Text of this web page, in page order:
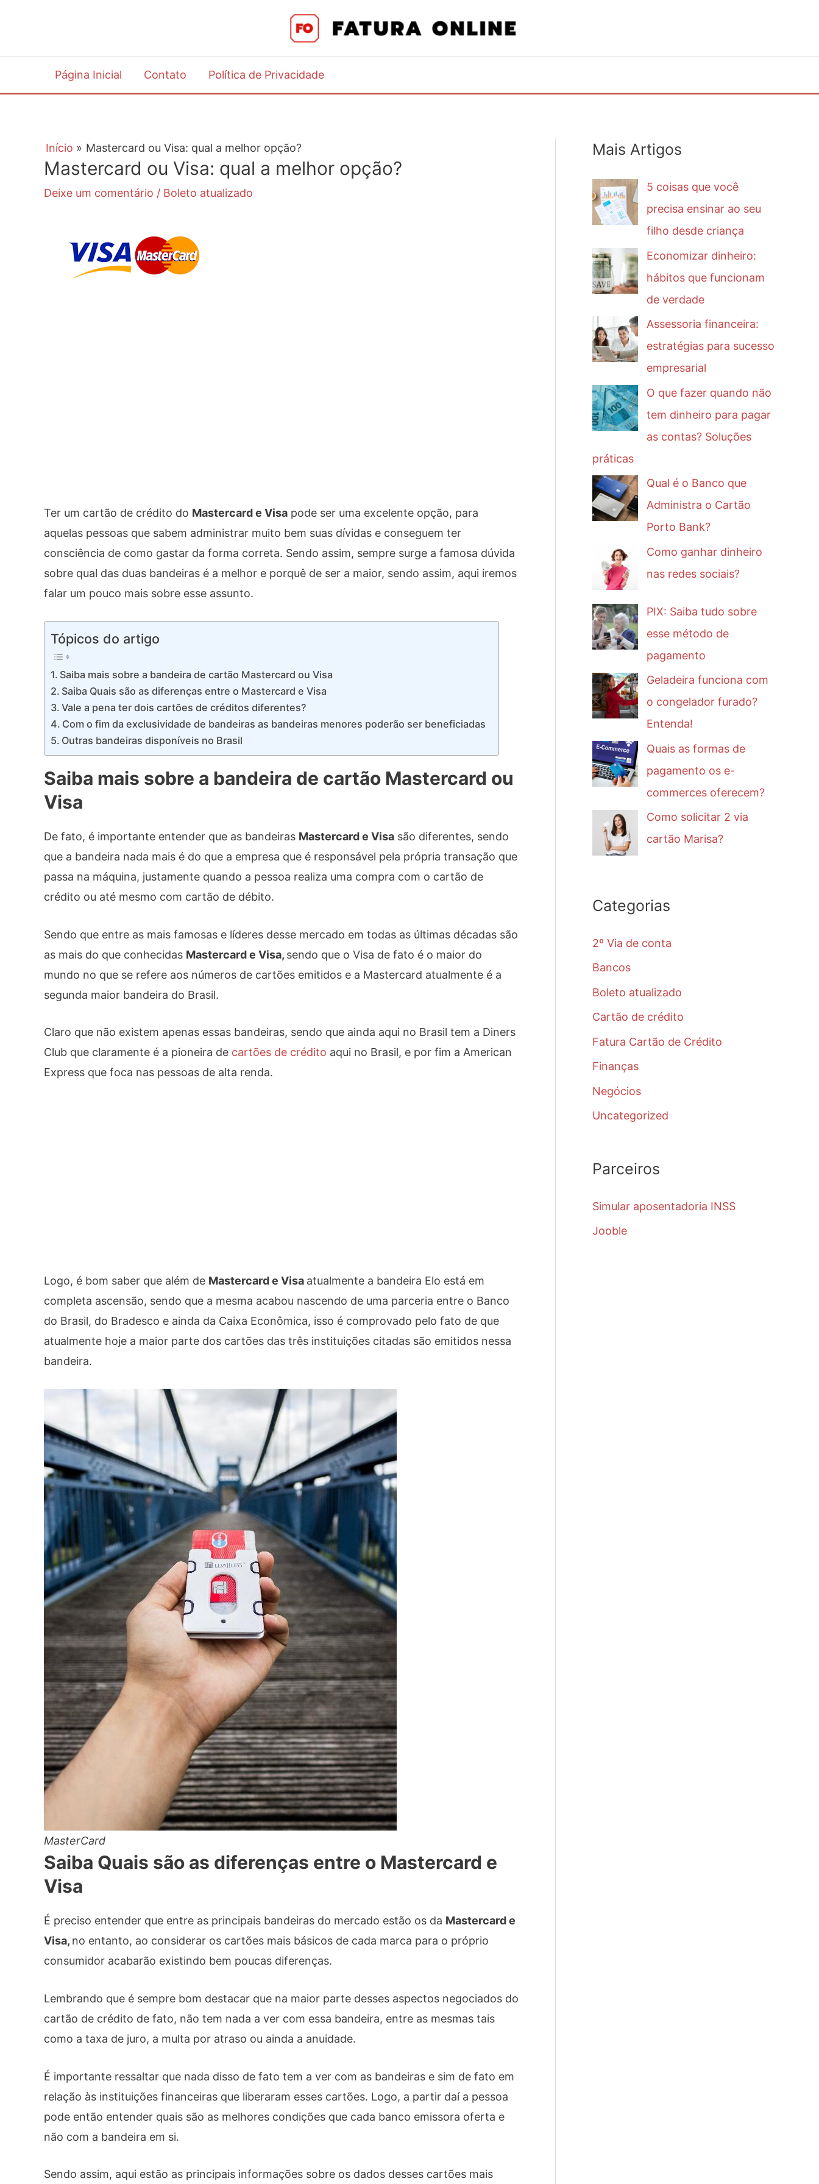
Página Inicial Contato Política de Privacidade
Início Mastercard ou Visa: qual a melhor opção?
Mastercard ou Visa: qual a melhor opção?
Deixe um comentário / Boleto atualizado
Ter um cartão de crédito do Mastercard e Visa pode ser uma excelente opção, para
aquelas pessoas que sabem administrar muito bem suas dívidas e conseguem ter
consciência de como gastar da forma correta. Sendo assim, sempre surge a famosa dúvida
sobre qual das duas bandeiras é a melhor e porquê de ser a maior, sendo assim, aqui iremos
falar um pouco mais sobre esse assunto.
Tópicos do artigo
Saiba mais sobre a bandeira de cartão Mastercard ou Visa
Saiba Quais são as diferenças entre o Mastercard e Visa
Vale a pena ter dois cartões de créditos diferentes?
Com o fim da exclusividade de bandeiras as bandeiras menores poderão ser beneficiadas
Outras bandeiras disponíveis no Brasil
Saiba mais sobre a bandeira de cartão Mastercard ou
Visa
De fato, é importante entender que as bandeiras Mastercard e Visa são diferentes, sendo
que a bandeira nada mais é do que a empresa que é responsável pela própria transação que
passa na máquina, justamente quando a pessoa realiza uma compra com o cartão de
crédito ou até mesmo com cartão de débito.
Sendo que entre as mais famosas e líderes desse mercado em todas as últimas décadas são
as mais do que conhecidas Mastercard e Visa, sendo que o Visa de fato é o maior do
mundo no que se refere aos números de cartões emitidos e a Mastercard atualmente é a
segunda maior bandeira do Brasil.
Claro que não existem apenas essas bandeiras, sendo que ainda aqui no Brasil tem a Diners
Club que claramente é a pioneira de cartões de crédito aqui no Brasil, e por fim a American
Express que foca nas pessoas de alta renda.
Logo, é bom saber que além de Mastercard e Visa atualmente a bandeira Elo está em
completa ascensão, sendo que a mesma acabou nascendo de uma parceria entre o Banco
do Brasil, do Bradesco e ainda da Caixa Econômica, isso é comprovado pelo fato de que
atualmente hoje a maior parte dos cartões das três instituições citadas são emitidos nessa
bandeira.
MasterCard
Saiba Quais são as diferenças entre o Mastercard e
Visa
É preciso entender que entre as principais bandeiras do mercado estão os da Mastercard e
Visa, no entanto, ao considerar os cartões mais básicos de cada marca para o próprio
consumidor acabarão existindo bem poucas diferenças.
Lembrando que é sempre bom destacar que na maior parte desses aspectos negociados do
cartão de crédito de fato, não tem nada a ver com essa bandeira, entre as mesmas tais
como a taxa de juro, a multa por atraso ou ainda a anuidade.
É importante ressaltar que nada disso de fato tem a ver com as bandeiras e sim de fato em
relação às instituições financeiras que liberaram esses cartões. Logo, a partir daí a pessoa
pode então entender quais são as melhores condições que cada banco emissora oferta e
não com a bandeira em si.
Sendo assim, aqui estão as principais informações sobre os dados desses cartões mais
Mais Artigos
5 coisas que você
precisa ensinar ao seu
filho desde criança
Economizar dinheiro:
hábitos que funcionam
de verdade
Assessoria financeira:
estratégias para sucesso
empresarial
O que fazer quando não
tem dinheiro para pagar
as contas? Soluções
práticas
Qual é o Banco que
Administra o Cartão
Porto Bank?
Como ganhar dinheiro
nas redes sociais?
PIX: Saiba tudo sobre
esse método de
pagamento
Geladeira funciona com
o congelador furado?
Entenda!
Quais as formas de
pagamento os e-
commerces oferecem?
Como solicitar 2 via
cartão Marisa?
Categorias
2º Via de conta
Bancos
Boleto atualizado
Cartão de crédito
Fatura Cartão de Crédito
Finanças
Negócios
Uncategorized
Parceiros
Simular aposentadoria INSS
Jooble